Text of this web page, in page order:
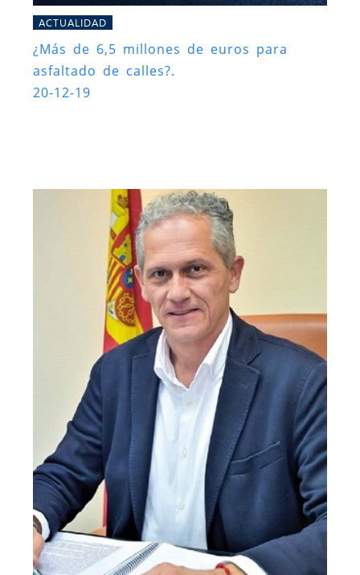
ACTUALIDAD
¿Más de 6,5 millones de euros para
asfaltado de calles?.
20-12-19